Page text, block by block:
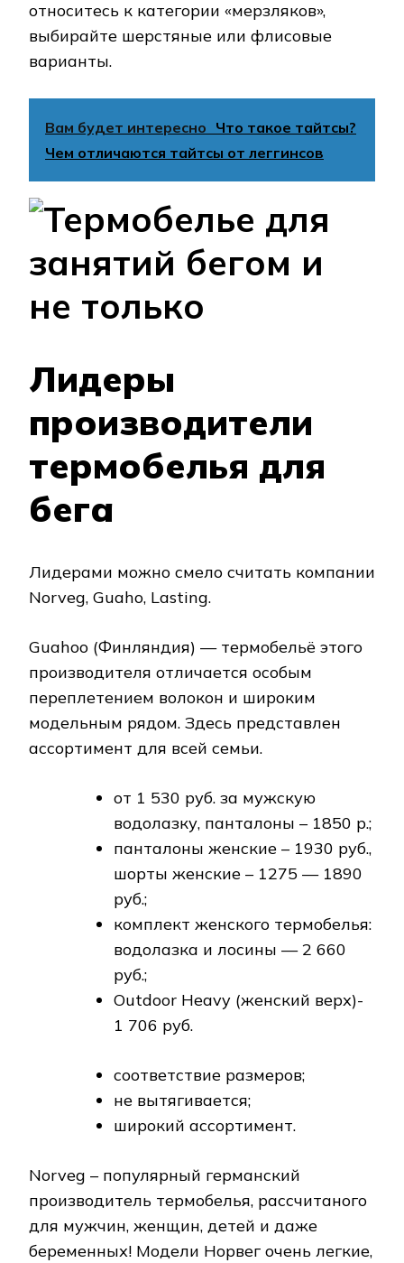
относитесь к категории «мерзляков»,
выбирайте шерстяные или флисовые
варианты.
Вам будет интересно Что такое тайтсы?
Чем отличаются тайтсы от леггинсов
Лидеры
производители
термобелья для
бега
Лидерами можно смело считать компании
Norveg, Guaho, Lasting.
Guahoo (Финляндия) — термобельё этого
производителя отличается особым
переплетением волокон и широким
модельным рядом. Здесь представлен
ассортимент для всей семьи.
от 1 530 руб. за мужскую
водолазку, панталоны – 1850 р.;
панталоны женские – 1930 руб.,
шорты женские – 1275 — 1890
руб.;
комплект женского термобелья:
водолазка и лосины — 2 660
руб.;
Outdoor Heavy (женский верх)-
1 706 руб.
соответствие размеров;
не вытягивается;
широкий ассортимент.
Norveg – популярный германский
производитель термобелья, рассчитаного
для мужчин, женщин, детей и даже
беременных! Модели Норвег очень легкие,